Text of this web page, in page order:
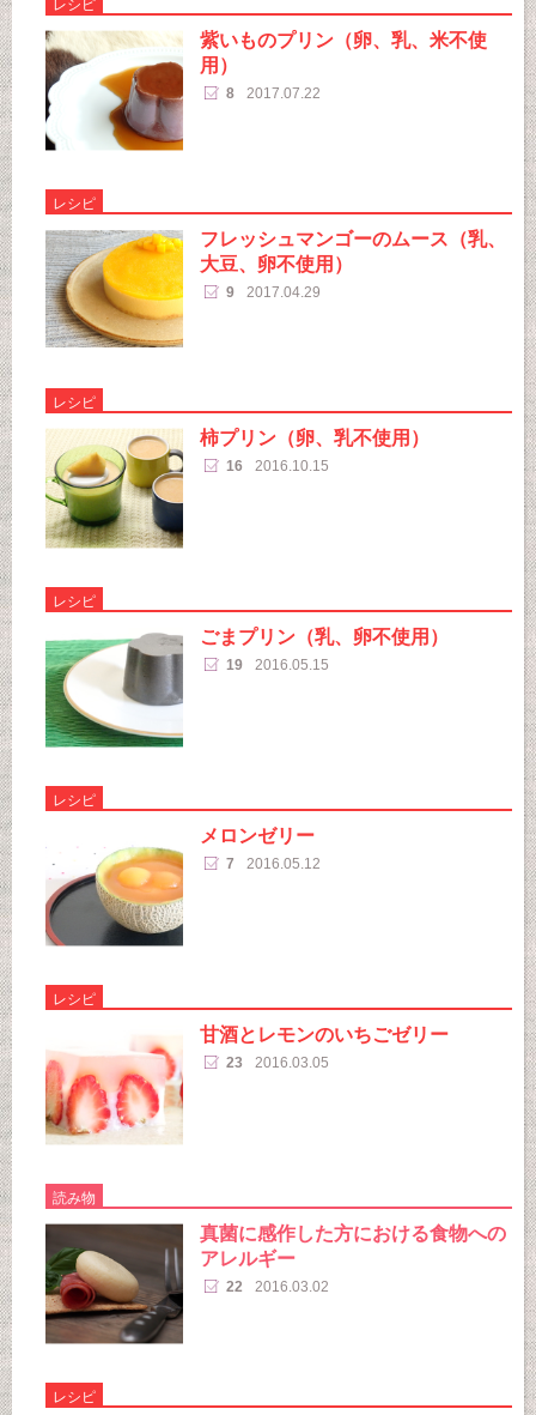
レシピ
紫いものプリン（卵、乳、米不使
用）
8 2017.07.22
レシピ
フレッシュマンゴーのムース（乳、
大豆、卵不使用）
9 2017.04.29
レシピ
柿プリン（卵、乳不使用）
16 2016.10.15
レシピ
ごまプリン（乳、卵不使用）
19 2016.05.15
レシピ
メロンゼリー
7 2016.05.12
レシピ
甘酒とレモンのいちごゼリー
23 2016.03.05
読み物
真菌に感作した方における食物への
アレルギー
22 2016.03.02
レシピ